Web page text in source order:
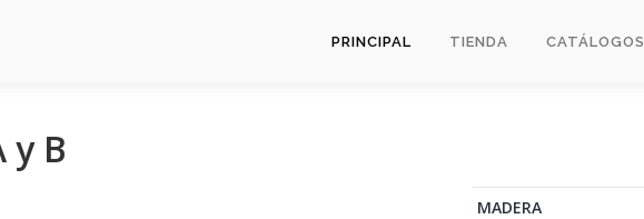
PRINCIPAL TIENDA CATÁLOGOS
y B
MADERA